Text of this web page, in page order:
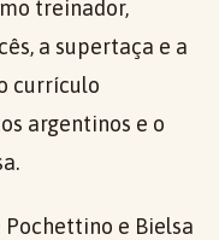
treinador,
a supertaça e a
currículo
argentinos e o
Pochettino e Bielsa